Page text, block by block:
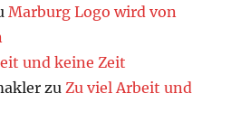
Marburg Logo wird von
und keine Zeit
zuZu viel Arbeit und